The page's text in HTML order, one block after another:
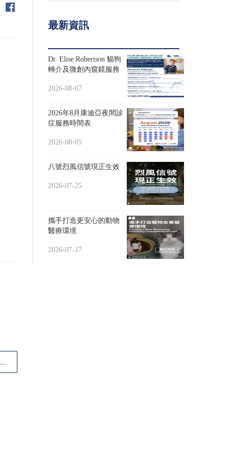
榮獲「人氣獸醫診所品牌」評選
最新資訊
Dr. Elise Robertson 貓狗
轉介及微創內窺鏡服務
2026-08-07
2026年8月康迪亞夜間診
症服務時間表
2026-08-05
八號烈風信號現正生效
2026-07-25
攜手打造更安心的動物
醫療環境
2026-07-17